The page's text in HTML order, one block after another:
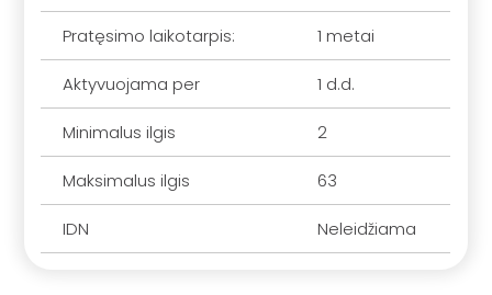
Pratęsimo laikotarpis: 1 metai
Aktyvuojama per 1 d.d.
Minimalus ilgis 2
Maksimalus ilgis 63
IDN Neleidžiama